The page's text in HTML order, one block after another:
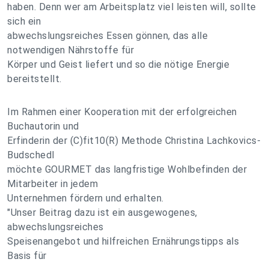
haben. Denn wer am Arbeitsplatz viel leisten will, sollte
sich ein
abwechslungsreiches Essen gönnen, das alle
notwendigen Nährstoffe für
Körper und Geist liefert und so die nötige Energie
bereitstellt.
Im Rahmen einer Kooperation mit der erfolgreichen
Buchautorin und
Erfinderin der (C)fit10(R) Methode Christina Lachkovics-
Budschedl
möchte GOURMET das langfristige Wohlbefinden der
Mitarbeiter in jedem
Unternehmen fördern und erhalten.
"Unser Beitrag dazu ist ein ausgewogenes,
abwechslungsreiches
Speisenangebot und hilfreichen Ernährungstipps als
Basis für